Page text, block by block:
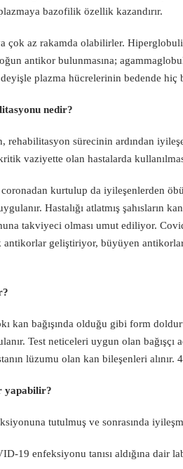
bazofilik özellik kazandırır.
çok az rakamda olabilirler.
antikor bulunmasına;
plazma hücrelerinin bedende hiç
nedir?
rehabilitasyon sürecinin ardından
vaziyette olan hastalarda
kurtulup da iyileşenlerden
Hastalığı atlatmış şahısların
takviyeci olması umut ediliyor.
antikorlar geliştiriyor, büyüyen
kan bağışında olduğu gibi form
Test neticeleri uygun olan bağışçı
lüzumu olan kan bileşenleri
yapabilir?
tutulmuş ve sonrasında
19 enfeksiyonu tanısı aldığına dair